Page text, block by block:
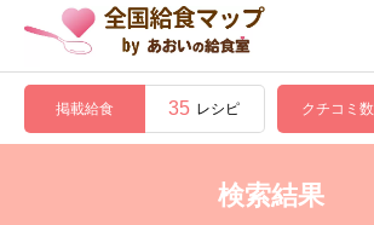
掲載給食 35 レシピ クチコミ数
検索結果